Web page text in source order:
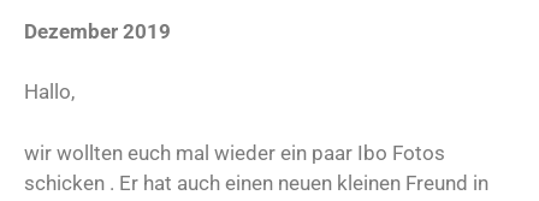
Dezember 2019
Hallo,
wir wollten euch mal wieder ein paar Ibo Fotos
schicken . Er hat auch einen neuen kleinen Freund in